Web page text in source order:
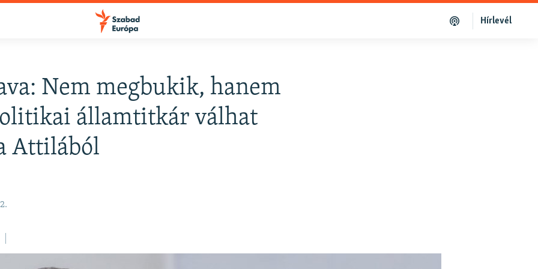
Hírlevél
Nem megbukik, hanem
államtitkár válhat
Attilából
FELIRATKOZÁS